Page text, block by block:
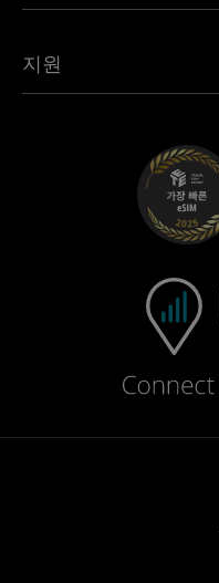
모든 목적지 보기
Mini용 Ubigi
Maserati용 Ubigi
Ubigi 앱
제휴 프로그램
지원